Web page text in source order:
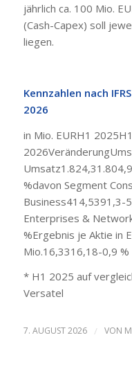
jährlich ca. 100 Mio.
(Cash-Capex) soll
liegen.
Kennzahlen nach
2026
in Mio. EURH1 2025H1
%davon Segment
Business414,5391,3-
Enterprises &
%Ergebnis je Aktie in
Mio.16,3316,18-0,9 %
* H1 2025 auf
Versatel
7. AUGUST 2026 / VON